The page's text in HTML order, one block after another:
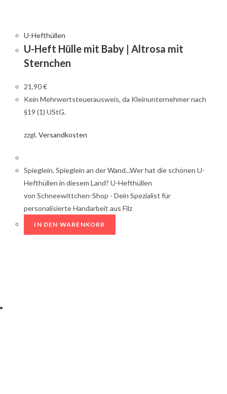
U-Hefthüllen
U-Heft Hülle mit Baby | Altrosa mit
Sternchen
21,90€
Kein Mehrwertsteuerausweis, da Kleinunternehmer nach
§19 (1) UStG.
zzgl.Versandkosten
Spieglein, Spieglein an der Wand...Wer hat die schönen U-
Hefthüllen in diesem Land? U-Hefthüllen
von Schneewittchen-Shop - Dein Spezialist für
personalisierte Handarbeit aus Filz
IN DEN WARENKORB